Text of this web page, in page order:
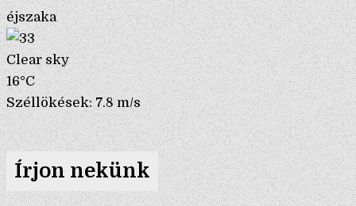
éjszaka
Clear sky
16°C
Széllökések: 7.8 m/s
Írjon nekünk